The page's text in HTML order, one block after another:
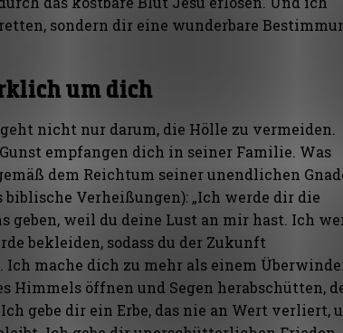
sondern dir eine wunderbare
um dich
geht nicht nur darum, die Hölle zu vermeiden.
empfangen dich in seiner Familie. Was
dem Reichtum seiner unendlichen
biblische Verheißungen): „Ich werde dir die
geben, weil du deine Lust an mir hast. Ich
bekleiden, sodass du der Zukunft
mache dich zu mehr als einem
Himmels öffnen und Segen herabschütten,
gebe dir ein Erbe, das nie an Wert verliert,